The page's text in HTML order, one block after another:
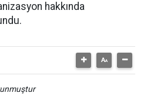
hakkında